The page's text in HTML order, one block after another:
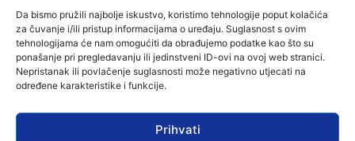
Da bismo pružili najbolje iskustvo, koristimo tehnologije poput kolačića
za čuvanje i/ili pristup informacijama o uređaju. Suglasnost s ovim
tehnologijama će nam omogućiti da obrađujemo podatke kao što su
ponašanje pri pregledavanju ili jedinstveni ID-ovi na ovoj web stranici.
Nepristanak ili povlačenje suglasnosti može negativno utjecati na
određene karakteristike i funkcije.
Prihvati
7 kolovoza, 2026
Aktualno
Za dva tjedna započinje još jedna
Divlja liga